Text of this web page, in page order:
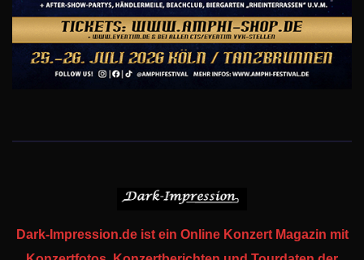
Dark-Impression.de ist ein Online Konzert Magazin mit